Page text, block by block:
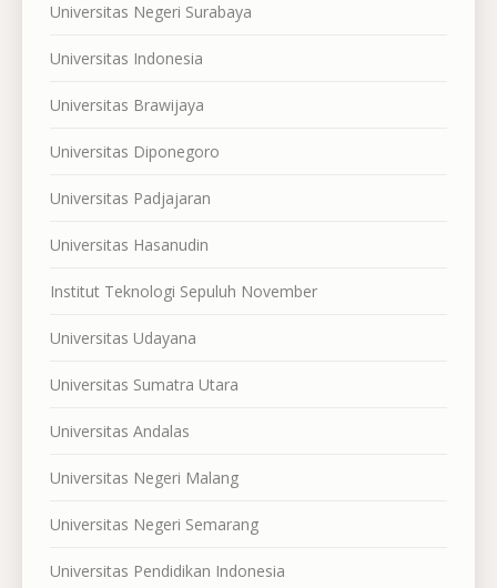
Universitas Negeri Surabaya
Universitas Indonesia
Universitas Brawijaya
Universitas Diponegoro
Universitas Padjajaran
Universitas Hasanudin
Institut Teknologi Sepuluh November
Universitas Udayana
Universitas Sumatra Utara
Universitas Andalas
Universitas Negeri Malang
Universitas Negeri Semarang
Universitas Pendidikan Indonesia